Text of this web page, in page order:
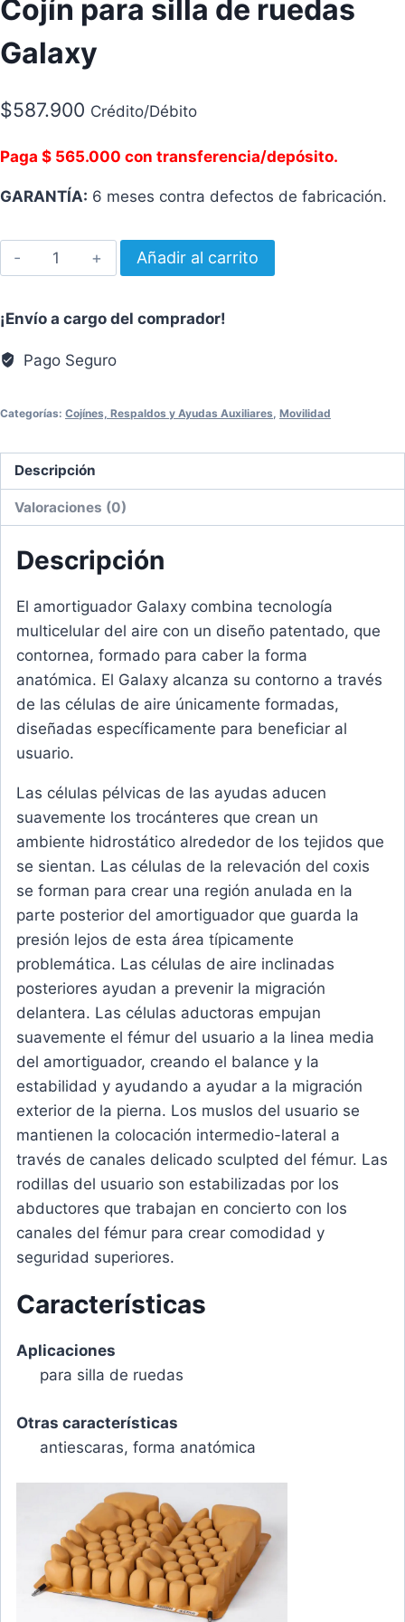
Cojín para silla de ruedas
Galaxy
$587.900 Crédito/Débito
Paga $ 565.000 con transferencia/depósito.
GARANTÍA: 6 meses contra defectos de fabricación.
Cojín
para
de
Galaxy
Añadir al carrito
¡Envío a cargo del comprador!
Pago Seguro
Categorías: Cojínes, Respaldos y Ayudas Auxiliares Movilidad
Descripción
Valoraciones (0)
Descripción
El amortiguador Galaxy combina tecnología
multicelular del aire con un diseño patentado, que
contornea, formado para caber la forma
anatómica. El Galaxy alcanza su contorno a través
de las células de aire únicamente formadas,
diseñadas específicamente para beneficiar al
usuario.
Las células pélvicas de las ayudas aducen
suavemente los trocánteres que crean un
ambiente hidrostático alrededor de los tejidos que
se sientan. Las células de la relevación del coxis
se forman para crear una región anulada en la
parte posterior del amortiguador que guarda la
presión lejos de esta área típicamente
problemática. Las células de aire inclinadas
posteriores ayudan a prevenir la migración
delantera. Las células aductoras empujan
suavemente el fémur del usuario a la linea media
del amortiguador, creando el balance y la
estabilidad y ayudando a ayudar a la migración
exterior de la pierna. Los muslos del usuario se
mantienen la colocación intermedio-lateral a
través de canales delicado sculpted del fémur. Las
rodillas del usuario son estabilizadas por los
abductores que trabajan en concierto con los
canales del fémur para crear comodidad y
seguridad superiores.
Características
Aplicaciones
para silla de ruedas
Otras características
antiescaras, forma anatómica